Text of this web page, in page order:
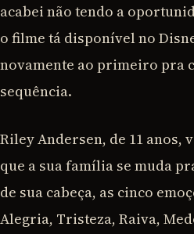
acabei não tendo a
o filme tá disponível no
novamente ao primeiro pra
sequência.
Riley Andersen, de 11 anos,
que a sua família se muda
de sua cabeça, as cinco
Alegria, Tristeza, Raiva,